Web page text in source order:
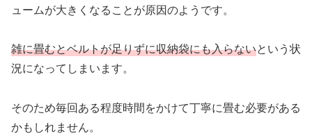
ュームが大きくなることが原因のようです。
雑に畳むとベルトが足りずに収納袋にも入らないという状
況になってしまいます。
そのため毎回ある程度時間をかけて丁寧に畳む必要がある
かもしれません。